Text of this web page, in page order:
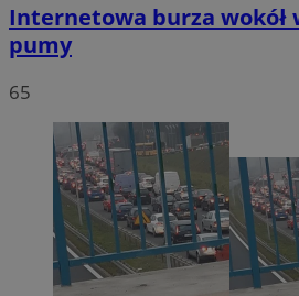
Internetowa burza wokół
pumy
65